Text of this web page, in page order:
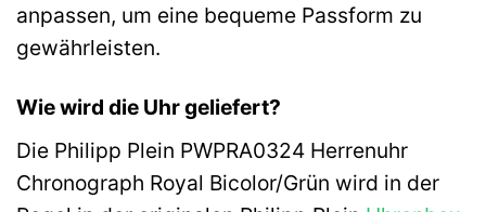
anpassen, um eine bequeme Passform zu
gewährleisten.
Wie wird die Uhr geliefert?
Die Philipp Plein PWPRA0324 Herrenuhr
Chronograph Royal Bicolor/Grün wird in der